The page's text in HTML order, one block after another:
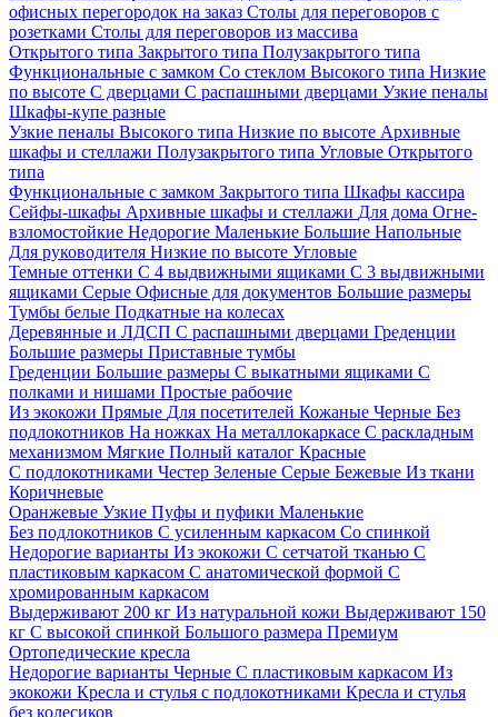
офисных перегородок на заказ Столы для переговоров с
розетками Столы для переговоров из массива
Открытого типа Закрытого типа Полузакрытого типа
Функциональные с замком Со стеклом Высокого типа Низкие
по высоте С дверцами С распашными дверцами Узкие пеналы
Шкафы-купе разные
Узкие пеналы Высокого типа Низкие по высоте Архивные
шкафы и стеллажи Полузакрытого типа Угловые Открытого
типа
Функциональные с замком Закрытого типа Шкафы кассира
Сейфы-шкафы Архивные шкафы и стеллажи Для дома Огне-
взломостойкие Недорогие Маленькие Большие Напольные
Для руководителя Низкие по высоте Угловые
Темные оттенки С 4 выдвижными ящиками С 3 выдвижными
ящиками Серые Офисные для документов Большие размеры
Тумбы белые Подкатные на колесах
Деревянные и ЛДСП С распашными дверцами Греденции
Большие размеры Приставные тумбы
Греденции Большие размеры С выкатными ящиками С
полками и нишами Простые рабочие
Из экокожи Прямые Для посетителей Кожаные Черные Без
подлокотников На ножках На металлокаркасе С раскладным
механизмом Мягкие Полный каталог Красные
С подлокотниками Честер Зеленые Серые Бежевые Из ткани
Коричневые
Оранжевые Узкие Пуфы и пуфики Маленькие
Без подлокотников С усиленным каркасом Со спинкой
Недорогие варианты Из экокожи С сетчатой тканью С
пластиковым каркасом С анатомической формой С
хромированным каркасом
Выдерживают 200 кг Из натуральной кожи Выдерживают 150
кг С высокой спинкой Большого размера Премиум
Ортопедические кресла
Недорогие варианты Черные С пластиковым каркасом Из
экокожи Кресла и стулья с подлокотниками Кресла и стулья
без колесиков